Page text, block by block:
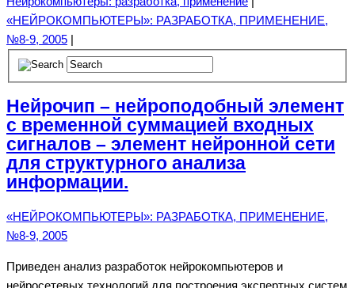
«НЕЙРОКОМПЬЮТЕРЫ»: РАЗРАБОТКА, ПРИМЕНЕНИЕ,
№8-9, 2005 |
Нейрочип – нейроподобный элемент
с временной суммацией входных
сигналов – элемент нейронной сети
для структурного анализа
информации.
«НЕЙРОКОМПЬЮТЕРЫ»: РАЗРАБОТКА, ПРИМЕНЕНИЕ,
№8-9, 2005
Приведен анализ разработок нейрокомпьютеров и
нейросетевых технологий для построения экспертных систем